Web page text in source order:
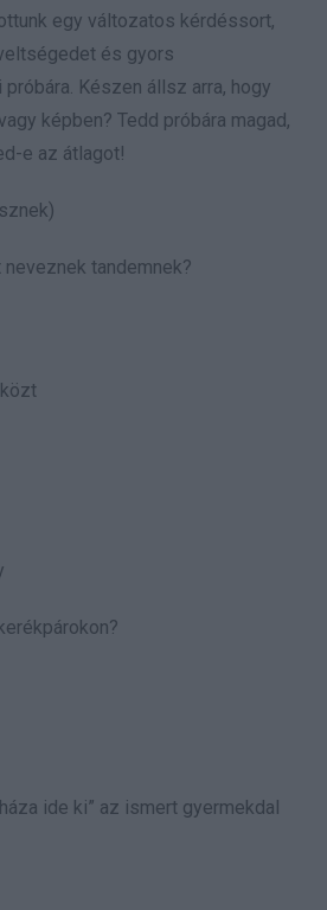
egy változatos kérdéssort,
és gyors
Készen állsz arra, hogy
képben? Tedd próbára magad,
e az átlagot!
tandemnek?
ide ki” az ismert gyermekdal